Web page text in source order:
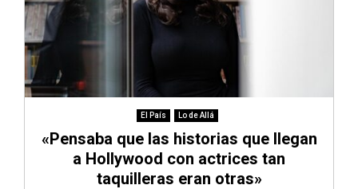
El País Lo de Allá
«Pensaba que las historias que llegan
a Hollywood con actrices tan
taquilleras eran otras»